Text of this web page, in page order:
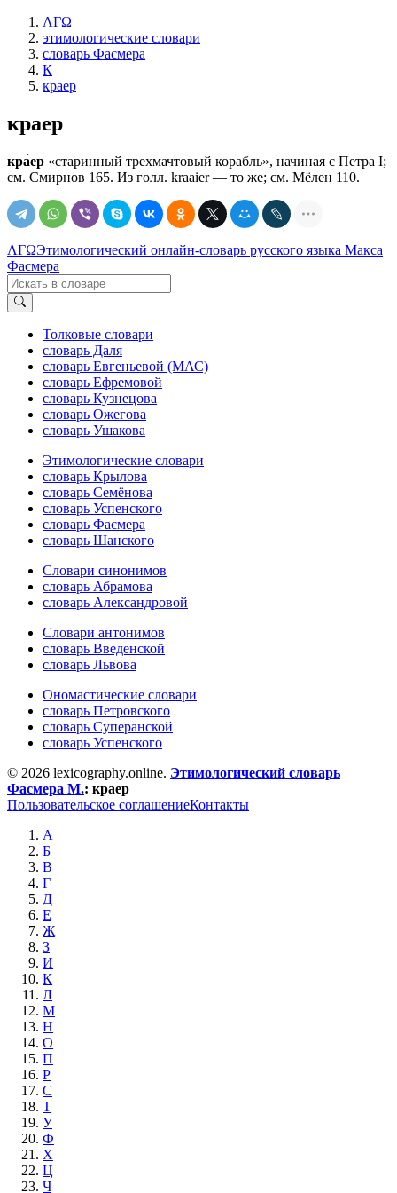
ΛΓΩ
этимологические словари
словарь Фасмера
К
краер
краер
кра́ер «старинный трехмачтовый корабль», начиная с Петра I;
см. Смирнов 165. Из голл. krааiеr — то же; см. Мёлен 110.
ΛΓΩЭтимологический онлайн-словарь русского языка Макса
Фасмера
Толковые словари
словарь Даля
словарь Евгеньевой (МАС)
словарь Ефремовой
словарь Кузнецова
словарь Ожегова
словарь Ушакова
Этимологические словари
словарь Крылова
словарь Семёнова
словарь Успенского
словарь Фасмера
словарь Шанского
Словари синонимов
словарь Абрамова
словарь Александровой
Словари антонимов
словарь Введенской
словарь Львова
Ономастические словари
словарь Петровского
словарь Суперанской
словарь Успенского
© 2026 lexicography.online. Этимологический словарь
Фасмера М.: краер
Пользовательское соглашениеКонтакты
А
Б
В
Г
Д
Е
Ж
З
И
К
Л
М
Н
О
П
Р
С
Т
У
Ф
Х
Ц
Ч